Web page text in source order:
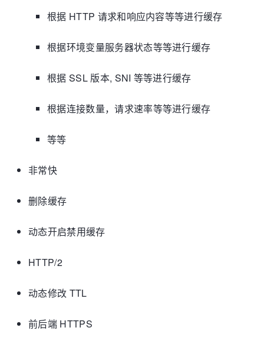
根据 HTTP 请求和响应内容等等进行缓存
根据环境变量服务器状态等等进行缓存
根据 SSL 版本, SNI 等等进行缓存
根据连接数量，请求速率等等进行缓存
等等
非常快
删除缓存
动态开启禁用缓存
HTTP/2
动态修改 TTL
前后端 HTTPS